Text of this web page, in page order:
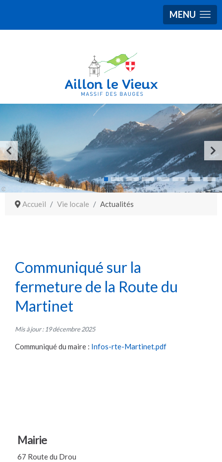
MENU
Accueil Vie locale Actualités
Mairie
67 Route du Drou
Communiqué sur la
fermeture de la Route du
Martinet
Mis à jour : 19 décembre 2025
Communiqué du maire : Infos-rte-Martinet.pdf